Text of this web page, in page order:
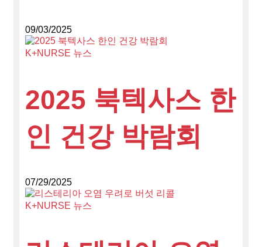
09/03/2025
K+NURSE 뉴스
2025 북텍사스 한
인 건강 박람회
07/29/2025
K+NURSE 뉴스